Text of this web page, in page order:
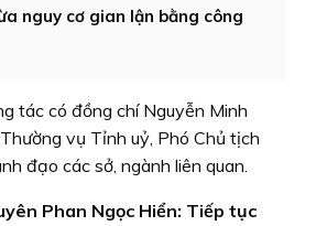
nguy cơ gian lận bằng công
tác có đồng chí Nguyễn Minh
vụ Tỉnh uỷ, Phó Chủ tịch
đạo các sở, ngành liên quan.
Phan Ngọc Hiển: Tiếp tục